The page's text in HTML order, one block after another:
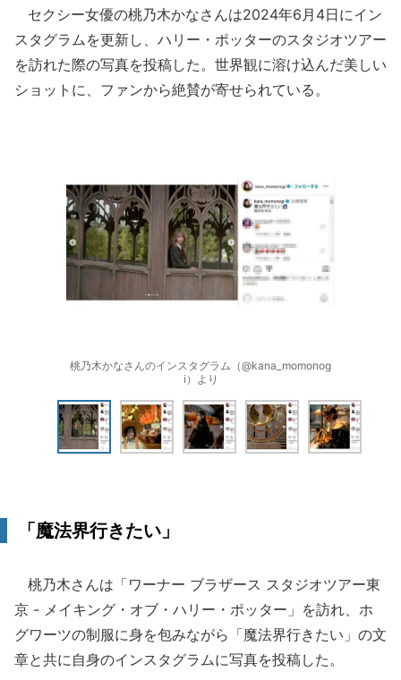
セクシー女優の桃乃木かなさんは2024年6月4日にイン
スタグラムを更新し、ハリー・ポッターのスタジオツアー
を訪れた際の写真を投稿した。世界観に溶け込んだ美しい
ショットに、ファンから絶賛が寄せられている。
桃乃木かなさんのインスタグラム（@kana_momonog
i）より
「魔法界行きたい」
桃乃木さんは「ワーナー ブラザース スタジオツアー東
京 - メイキング・オブ・ハリー・ポッター」を訪れ、ホ
グワーツの制服に身を包みながら「魔法界行きたい」の文
章と共に自身のインスタグラムに写真を投稿した。